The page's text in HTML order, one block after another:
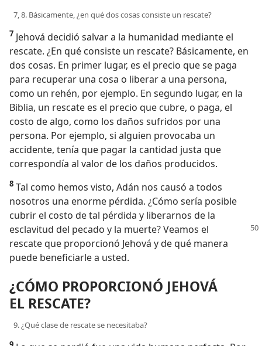
7, 8. Básicamente, ¿en qué dos cosas consiste un rescate?
7 Jehová decidió salvar a la humanidad mediante el
rescate. ¿En qué consiste un rescate? Básicamente, en
dos cosas. En primer lugar, es el precio que se paga
para recuperar una cosa o liberar a una persona,
como un rehén, por ejemplo. En segundo lugar, en la
Biblia, un rescate es el precio que cubre, o paga, el
costo de algo, como los daños sufridos por una
persona. Por ejemplo, si alguien provocaba un
accidente, tenía que pagar la cantidad justa que
correspondía al valor de los daños producidos.
8 Tal como hemos visto, Adán nos causó a todos
nosotros una enorme pérdida. ¿Cómo sería posible
cubrir el costo de tal pérdida y liberarnos de la
esclavitud del pecado y la muerte? Veamos el
rescate que proporcionó Jehová y de qué manera
puede beneficiarle a usted.
¿CÓMO PROPORCIONÓ JEHOVÁ
EL RESCATE?
9. ¿Qué clase de rescate se necesitaba?